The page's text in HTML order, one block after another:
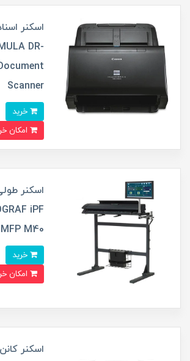
اسکنر
DR-
Scanner
اسکنر
iPF
MFP M40
اسکنر